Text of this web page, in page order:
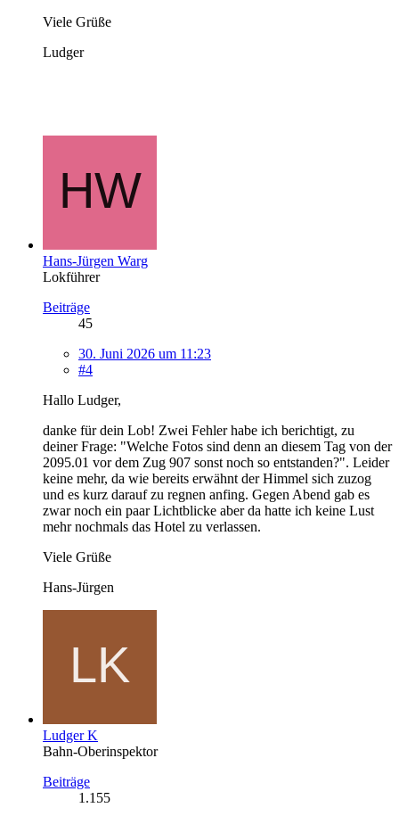
Viele Grüße
Ludger
Hans-Jürgen Warg
Lokführer
Beiträge
45
30. Juni 2026 um 11:23
#4
Hallo Ludger,
danke für dein Lob! Zwei Fehler habe ich berichtigt, zu
deiner Frage: "Welche Fotos sind denn an diesem Tag von der
2095.01 vor dem Zug 907 sonst noch so entstanden?". Leider
keine mehr, da wie bereits erwähnt der Himmel sich zuzog
und es kurz darauf zu regnen anfing. Gegen Abend gab es
zwar noch ein paar Lichtblicke aber da hatte ich keine Lust
mehr nochmals das Hotel zu verlassen.
Viele Grüße
Hans-Jürgen
Ludger K
Bahn-Oberinspektor
Beiträge
1.155